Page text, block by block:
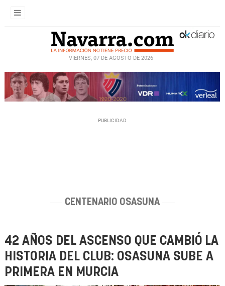
VIERNES, 07 DE AGOSTO DE 2026
CENTENARIO OSASUNA
42 AÑOS DEL ASCENSO QUE CAMBIÓ LA
HISTORIA DEL CLUB: OSASUNA SUBE A
PRIMERA EN MURCIA